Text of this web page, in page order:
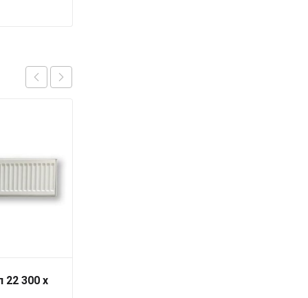
22 300 x